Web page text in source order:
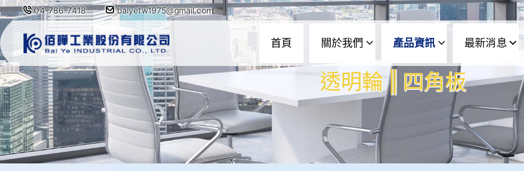
04-786-7418 baiyetw1975@gmail.com
首頁 關於我們 產品資訊 最新消息
透明輪 ‖ 四角板